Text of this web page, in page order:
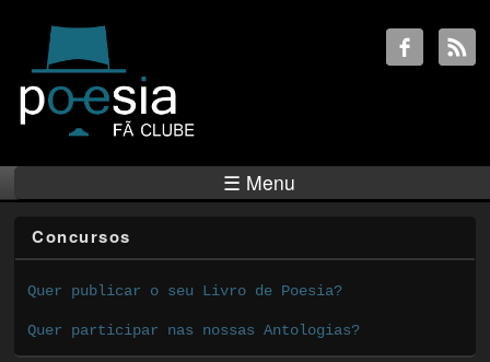
☰ Menu
Concursos
Quer publicar o seu Livro de Poesia?
Quer participar nas nossas Antologias?